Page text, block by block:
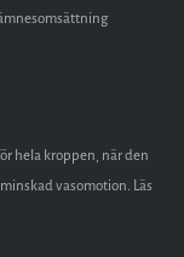
hela kroppen, när den
vasomotion. Läs